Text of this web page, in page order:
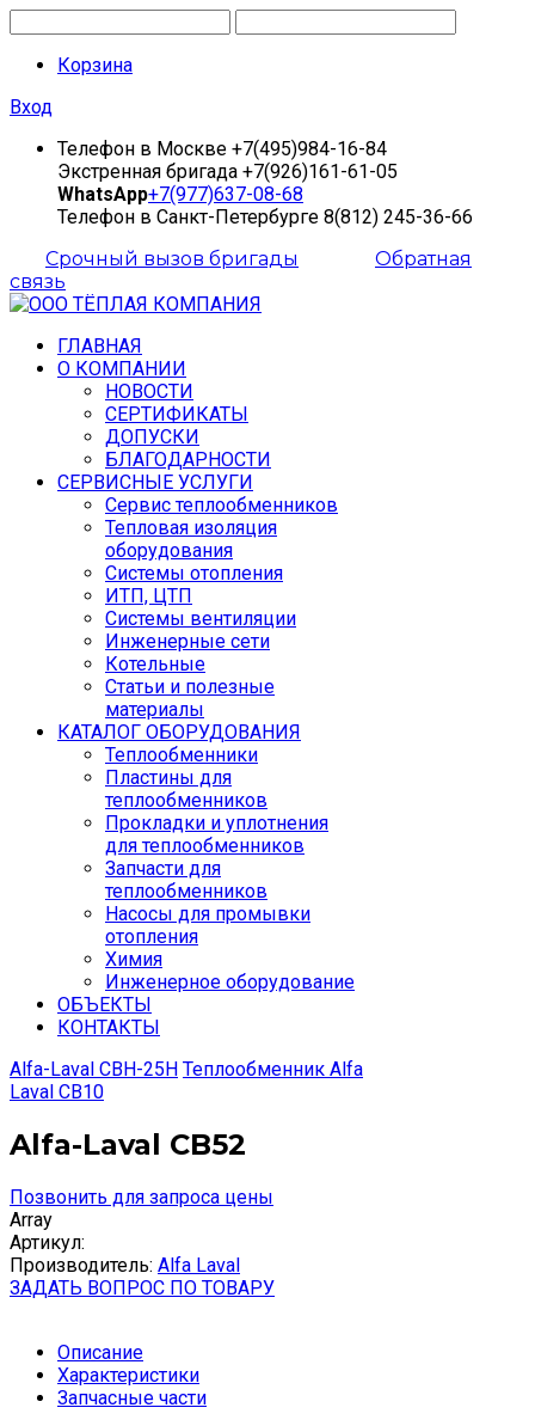
Корзина
Вход
Телефон в Москве +7(495)984-16-84
Экстренная бригада +7(926)161-61-05
WhatsApp+7(977)637-08-68
Телефон в Санкт-Петербурге 8(812) 245-36-66
Срочный вызов бригады
Обратная
связь
ГЛАВНАЯ
О КОМПАНИИ
НОВОСТИ
СЕРТИФИКАТЫ
ДОПУСКИ
БЛАГОДАРНОСТИ
СЕРВИСНЫЕ УСЛУГИ
Сервис теплообменников
Тепловая изоляция
оборудования
Системы отопления
ИТП, ЦТП
Системы вентиляции
Инженерные сети
Котельные
Статьи и полезные
материалы
КАТАЛОГ ОБОРУДОВАНИЯ
Теплообменники
Пластины для
теплообменников
Прокладки и уплотнения
для теплообменников
Запчасти для
теплообменников
Насосы для промывки
отопления
Химия
Инженерное оборудование
ОБЪЕКТЫ
КОНТАКТЫ
Alfa-Laval CBH-25H Теплообменник Alfa
Laval CB10
Alfa-Laval CB52
Позвонить для запроса цены
Array
Артикул:
Производитель: Alfa Laval
ЗАДАТЬ ВОПРОС ПО ТОВАРУ
Описание
Характеристики
Запчасные части